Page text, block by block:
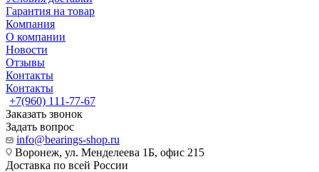
Гарантия на товар
Компания
О компании
Новости
Отзывы
Контакты
Контакты
+7(960) 111-77-67
Заказать звонок
Задать вопрос
info@bearings-shop.ru
Воронеж, ул. Менделеева 1Б, офис 215
Доставка по всей России